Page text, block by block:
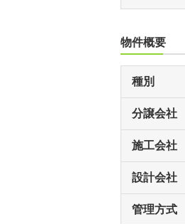
物件概要
種別
分譲会社
施工会社
設計会社
管理方式